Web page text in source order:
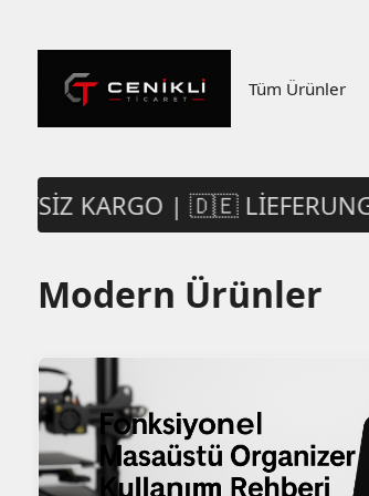
Tüm Ürünler
KARGO | 🇩🇪 LIEFERUNG
Modern Ürünler